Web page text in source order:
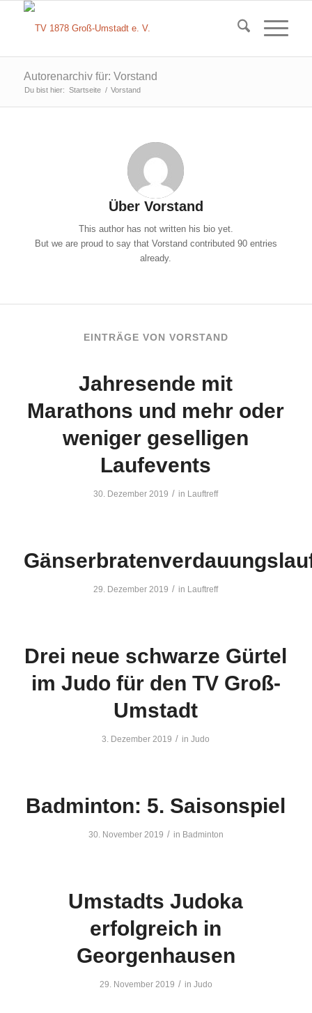
Autorenarchiv für: Vorstand
Du bist hier: Startseite / Vorstand
Über Vorstand
This author has not written his bio yet.
But we are proud to say that Vorstand contributed 90 entries
already.
EINTRÄGE VON VORSTAND
Jahresende mit
Marathons und mehr oder
weniger geselligen
Laufevents
30. Dezember 2019 / in Lauftreff
29. Dezember 2019 / in Lauftreff
Drei neue schwarze Gürtel
im Judo für den TV Groß-
Umstadt
3. Dezember 2019 / inJudo
Badminton: 5. Saisonspiel
30. November 2019 / in Badminton
Umstadts Judoka
erfolgreich in
Georgenhausen
29. November 2019 / in Judo